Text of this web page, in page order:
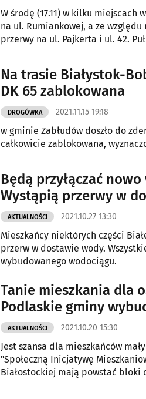
W środę (17.11) w kilku miejscach
na ul. Rumiankowej, a ze
przerwy na ul. Pajkerta i ul. 42.
Na trasie Białystok-
DK 65 zablokowana
DROGÓWKA 2021.11.15 19:18
w gminie Zabłudów doszło do
całkowicie zablokowana,
Będą przyłączać
Wystąpią przerwy w
AKTUALNOŚCI 2021.10.27 13:30
Mieszkańcy niektórych części
przerw w dostawie wody.
wybudowanego wodociągu.
Tanie mieszkania dla
Podlaskie gminy
AKTUALNOŚCI 2021.10.20 15:30
Jest szansa dla mieszkańców
"Społeczną Inicjatywę
Białostockiej mają powstać bloki